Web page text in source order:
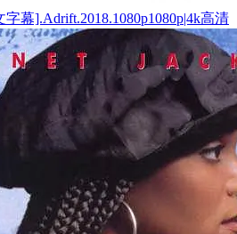
幕].Adrift.2018.1080p1080p|4k高清